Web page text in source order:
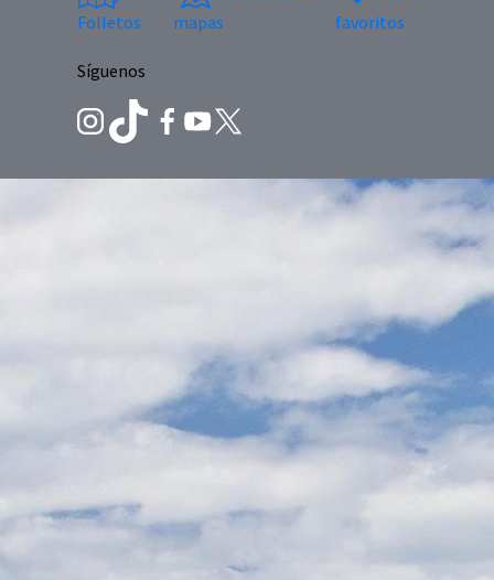
Folletos
mapas
favoritos
Síguenos